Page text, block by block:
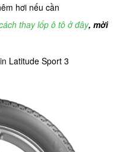
hơi nếu cần
thay lốp ô tô ở đây, mời
Latitude Sport 3